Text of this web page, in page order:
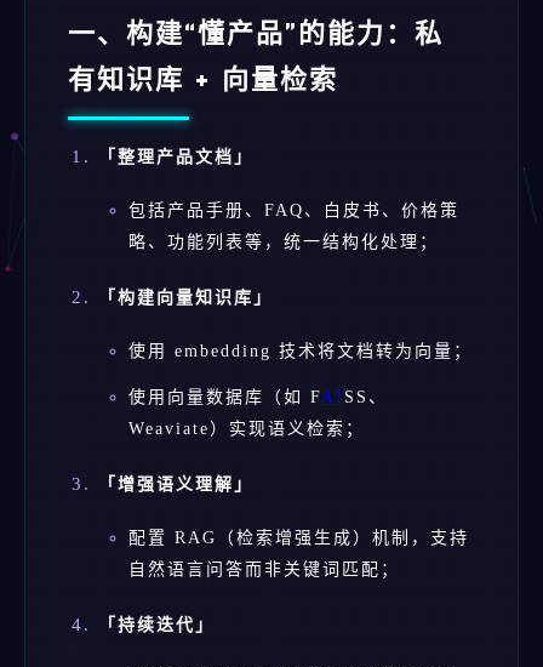
一、构建“懂产品”的能力：私
有知识库 + 向量检索
「整理产品文档」
包括产品手册、FAQ、白皮书、价格策
略、功能列表等，统一结构化处理；
「构建向量知识库」
使用 embedding 技术将文档转为向量；
使用向量数据库（如 FAI SS、
Weaviate）实现语义检索；
「增强语义理解」
配置 RAG（检索增强生成）机制，支持
自然语言问答而非关键词匹配；
「持续迭代」